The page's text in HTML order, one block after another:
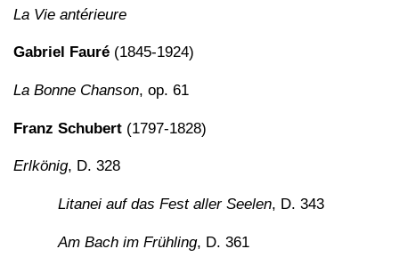
La Vie antérieure
Gabriel Fauré (1845-1924)
La Bonne Chanson, op. 61
Franz Schubert (1797-1828)
Erlkönig, D. 328
Litanei auf das Fest aller Seelen, D. 343
Am Bach im Frühling, D. 361